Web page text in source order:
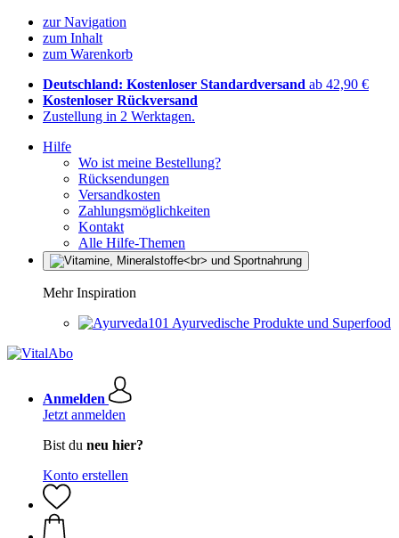
zur Navigation
zum Inhalt
zum Warenkorb
Deutschland: Kostenloser Standardversand ab 42,90 €
Kostenloser Rückversand
Zustellung in 2 Werktagen.
Hilfe
Wo ist meine Bestellung?
Rücksendungen
Versandkosten
Zahlungsmöglichkeiten
Kontakt
Alle Hilfe-Themen
Mehr Inspiration
Ayurvedische Produkte und Superfood
Anmelden
Jetzt anmelden
Bist du neu hier?
Konto erstellen